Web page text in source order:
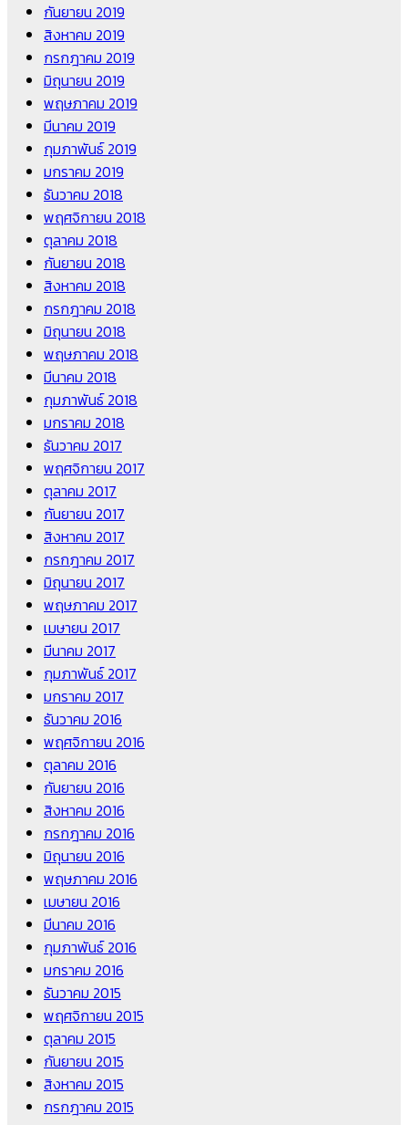
กันยายน 2019
สิงหาคม 2019
กรกฎาคม 2019
มิถุนายน 2019
พฤษภาคม 2019
มีนาคม 2019
กุมภาพันธ์ 2019
มกราคม 2019
ธันวาคม 2018
พฤศจิกายน 2018
ตุลาคม 2018
กันยายน 2018
สิงหาคม 2018
กรกฎาคม 2018
มิถุนายน 2018
พฤษภาคม 2018
มีนาคม 2018
กุมภาพันธ์ 2018
มกราคม 2018
ธันวาคม 2017
พฤศจิกายน 2017
ตุลาคม 2017
กันยายน 2017
สิงหาคม 2017
กรกฎาคม 2017
มิถุนายน 2017
พฤษภาคม 2017
เมษายน 2017
มีนาคม 2017
กุมภาพันธ์ 2017
มกราคม 2017
ธันวาคม 2016
พฤศจิกายน 2016
ตุลาคม 2016
กันยายน 2016
สิงหาคม 2016
กรกฎาคม 2016
มิถุนายน 2016
พฤษภาคม 2016
เมษายน 2016
มีนาคม 2016
กุมภาพันธ์ 2016
มกราคม 2016
ธันวาคม 2015
พฤศจิกายน 2015
ตุลาคม 2015
กันยายน 2015
สิงหาคม 2015
กรกฎาคม 2015